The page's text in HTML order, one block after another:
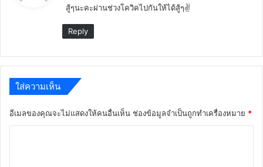
า
สู้ๆนะคะผ่านช่วงโควิคไปกันให้ได้สู้ๆ✌️
Reply
ใส่ความเห็น
อีเมลของคุณจะไม่แสดงให้คนอื่นเห็น ช่องข้อมูลจำเป็นถูกทำเครื่องหมาย *